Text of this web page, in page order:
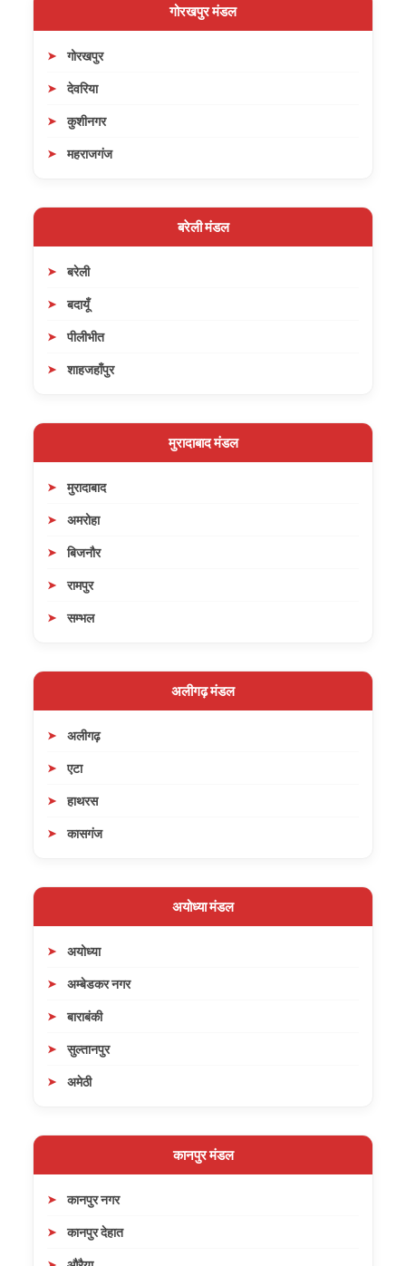
गोरखपुर मंडल
गोरखपुर
देवरिया
कुशीनगर
महराजगंज
बरेली मंडल
बरेली
बदायूँ
पीलीभीत
शाहजहाँपुर
मुरादाबाद मंडल
मुरादाबाद
अमरोहा
बिजनौर
रामपुर
सम्भल
अलीगढ़ मंडल
अलीगढ़
एटा
हाथरस
कासगंज
अयोध्या मंडल
अयोध्या
अम्बेडकर नगर
बाराबंकी
सुल्तानपुर
अमेठी
कानपुर मंडल
कानपुर नगर
कानपुर देहात